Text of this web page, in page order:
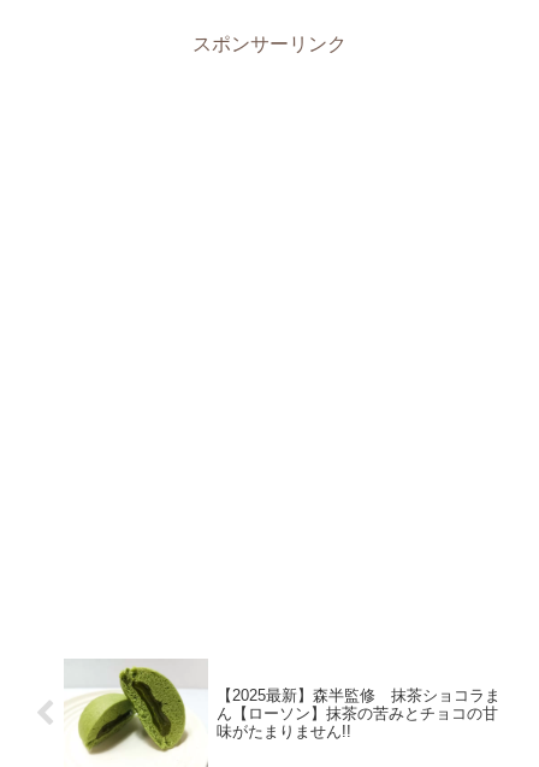
スポンサーリンク
【2025最新】森半監修 抹茶ショコラま
ん【ローソン】抹茶の苦みとチョコの甘
味がたまりません!!